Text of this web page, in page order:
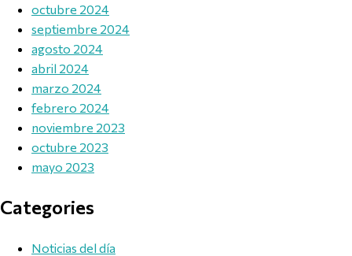
octubre 2024
septiembre 2024
agosto 2024
abril 2024
marzo 2024
febrero 2024
noviembre 2023
octubre 2023
mayo 2023
Categories
Noticias del día